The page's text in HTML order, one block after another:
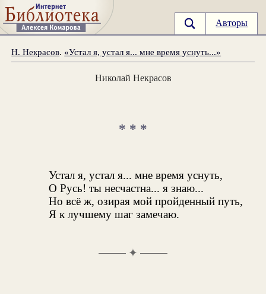
Авторы
Н. Некрасов. «Устал я, устал я... мне время уснуть...»
Николай Некрасов
* * *
Устал я, устал я... мне время уснуть,
О Русь! ты несчастна... я знаю...
Но всё ж, озирая мой пройденный путь,
Я к лучшему шаг замечаю.
✦